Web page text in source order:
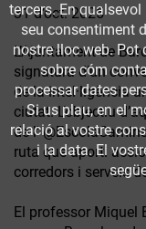
31 d’oct. 2025
L’Ajuntament de
signatura d’un
de la intel·ligència
ciutat. L’objectiu
de l'
ruta que aporti
corredors i serveis
El professor Miquel
tercers. En
seu consentiment
nostre lloc web. Pot
sobre cóm
processar dates
Si us plau, en el
relació al vostre
i la data. El